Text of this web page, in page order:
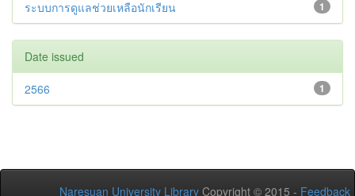
1
ระบบการดูแลช่วยเหลือนักเรียน
Date issued
1
2566
Naresuan University Library Copyright © 2015 - Feedback